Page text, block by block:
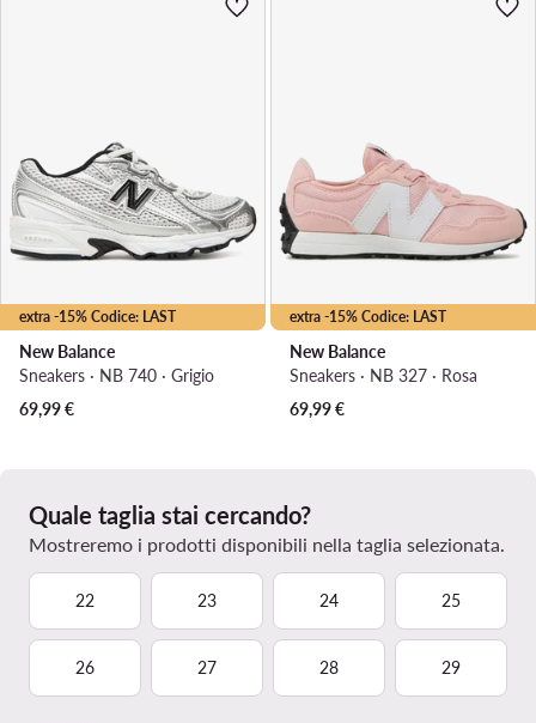
extra -15% Codice: LAST
New Balance
Sneakers · NB 740 · Grigio
69,99€
extra -15% Codice: LAST
New Balance
Sneakers · NB 327 · Rosa
69,99€
Quale taglia stai cercando?
Mostreremo i prodotti disponibili nella taglia selezionata.
22 23 24 25
26 27 28 29